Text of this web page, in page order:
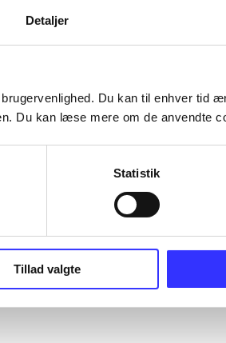
Detaljer
Du kan til enhver tid
Du kan læse mere om de anvendte
Statistik
Tillad valgte